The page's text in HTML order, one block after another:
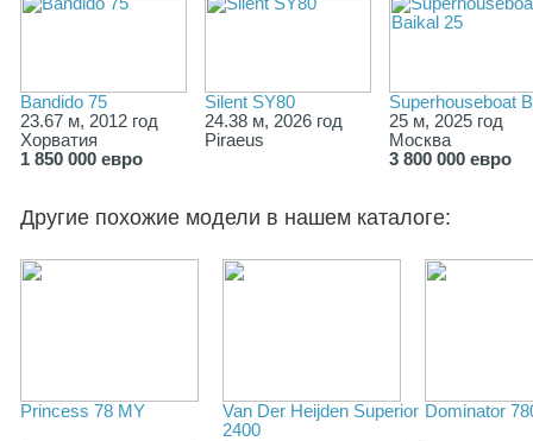
Bandido 75
23.67 м, 2012 год
Хорватия
1 850 000 евро
Silent SY80
24.38 м, 2026 год
Piraeus
Superhouseboat
25 м, 2025 год
Москва
3 800 000 евро
Другие похожие модели в нашем каталоге:
Princess 78 MY
Van Der Heijden Superior
2400
Dominator